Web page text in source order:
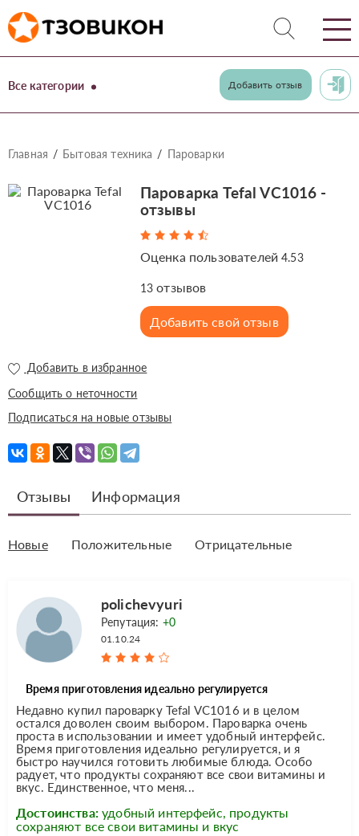
Все категории Добавить отзыв
Главная Бытовая техника Пароварки
Пароварка Tefal VC1016 -
отзывы
Оценка пользователей4.53
13 отзывов
Добавить свой отзыв
Добавить в избранное
Сообщить о неточности
Подписаться на новые отзывы
Отзывы Информация
Новые Положительные Отрицательные
polichevyuri
Репутация: +0
01.10.24
Время приготовления идеально регулируется
Недавно купил пароварку Tefal VC1016 и в целом
остался доволен своим выбором. Пароварка очень
проста в использовании и имеет удобный интерфейс.
Время приготовления идеально регулируется, и я
быстро научился готовить любимые блюда. Особо
радует, что продукты сохраняют все свои витамины и
вкус. Единственное, что меня...
Достоинства: удобный интерфейс, продукты
сохраняют все свои витамины и вкус